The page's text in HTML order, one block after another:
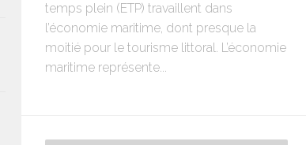
temps plein (ETP) travaillent dans
l’économie maritime, dont presque la
moitié pour le tourisme littoral. L’économie
maritime représente...